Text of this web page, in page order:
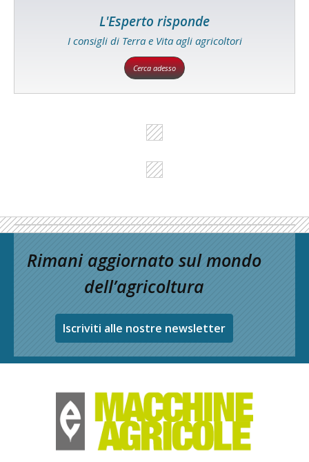
L'Esperto risponde
I consigli di Terra e Vita agli agricoltori
Cerca adesso
Rimani aggiornato sul mondo
dell’agricoltura
Iscriviti alle nostre newsletter